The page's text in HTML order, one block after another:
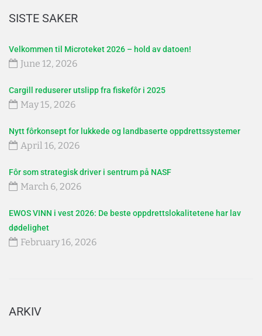
SISTE SAKER
Velkommen til Microteket 2026 – hold av datoen!
June 12, 2026
Cargill reduserer utslipp fra fiskefôr i 2025
May 15, 2026
Nytt fôrkonsept for lukkede og landbaserte oppdrettssystemer
April 16, 2026
Fôr som strategisk driver i sentrum på NASF
March 6, 2026
EWOS VINN i vest 2026: De beste oppdrettslokalitetene har lav
dødelighet
February 16, 2026
ARKIV